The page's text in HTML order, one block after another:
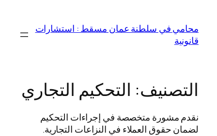
المحتوى
محامي في سلطنة عمان مسقط : استشارات
قانونية
التصنيف: التحكيم التجاري
نقدم مشورة متخصصة في إجراءات التحكيم
لضمان حقوق العملاء في النزاعات التجارية.